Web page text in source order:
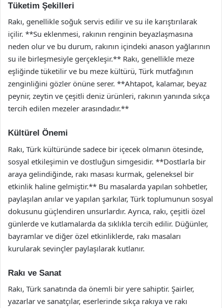
Tüketim Şekilleri
Rakı, genellikle soğuk servis edilir ve su ile karıştırılarak
içilir. **Su eklenmesi, rakının renginin beyazlaşmasına
neden olur ve bu durum, rakının içindeki anason yağlarının
su ile birleşmesiyle gerçekleşir.** Rakı, genellikle meze
eşliğinde tüketilir ve bu meze kültürü, Türk mutfağının
zenginliğini gözler önüne serer. **Ahtapot, kalamar, beyaz
peynir, zeytin ve çeşitli deniz ürünleri, rakının yanında sıkça
tercih edilen mezeler arasındadır.**
Kültürel Önemi
Rakı, Türk kültüründe sadece bir içecek olmanın ötesinde,
sosyal etkileşimin ve dostluğun simgesidir. **Dostlarla bir
araya gelindiğinde, rakı masası kurmak, geleneksel bir
etkinlik haline gelmiştir.** Bu masalarda yapılan sohbetler,
paylaşılan anılar ve yapılan şarkılar, Türk toplumunun sosyal
dokusunu güçlendiren unsurlardır. Ayrıca, rakı, çeşitli özel
günlerde ve kutlamalarda da sıklıkla tercih edilir. Düğünler,
bayramlar ve diğer özel etkinliklerde, rakı masaları
kurularak sevinçler paylaşılarak kutlanır.
Rakı ve Sanat
Rakı, Türk sanatında da önemli bir yere sahiptir. Şairler,
yazarlar ve sanatçılar, eserlerinde sıkça rakıya ve rakı